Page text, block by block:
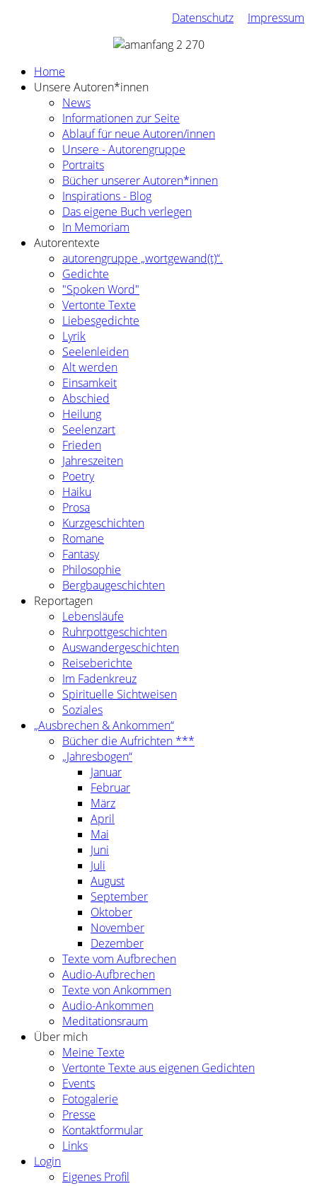
Datenschutz Impressum
Home
Unsere Autoren*innen
News
Informationen zur Seite
Ablauf für neue Autoren/innen
Unsere - Autorengruppe
Portraits
Bücher unserer Autoren*innen
Inspirations - Blog
Das eigene Buch verlegen
In Memoriam
Autorentexte
autorengruppe „wortgewand(t)“.
Gedichte
"Spoken Word"
Vertonte Texte
Liebesgedichte
Lyrik
Seelenleiden
Alt werden
Einsamkeit
Abschied
Heilung
Seelenzart
Frieden
Jahreszeiten
Poetry
Haiku
Prosa
Kurzgeschichten
Romane
Fantasy
Philosophie
Bergbaugeschichten
Reportagen
Lebensläufe
Ruhrpottgeschichten
Auswandergeschichten
Reiseberichte
Im Fadenkreuz
Spirituelle Sichtweisen
Soziales
„Ausbrechen & Ankommen“
Bücher die Aufrichten ***
„Jahresbogen“
Januar
Februar
März
April
Mai
Juni
Juli
August
September
Oktober
November
Dezember
Texte vom Aufbrechen
Audio-Aufbrechen
Texte von Ankommen
Audio-Ankommen
Meditationsraum
Über mich
Meine Texte
Vertonte Texte aus eigenen Gedichten
Events
Fotogalerie
Presse
Kontaktformular
Links
Login
Eigenes Profil